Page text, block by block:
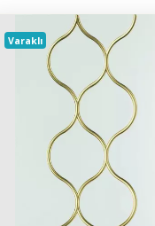
Varaklı